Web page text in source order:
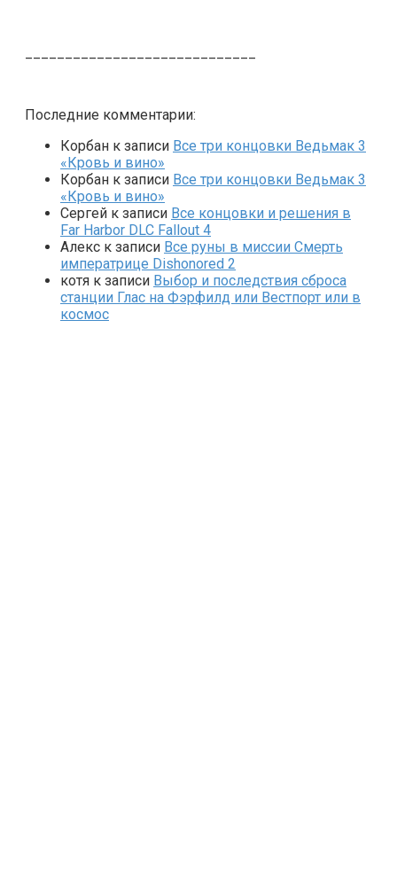
Последние комментарии:
Корбан к записи Все три концовки Ведьмак 3
«Кровь и вино»
Корбан к записи Все три концовки Ведьмак 3
«Кровь и вино»
Сергей к записи Все концовки и решения в
Far Harbor DLC Fallout 4
Алекс к записи Все руны в миссии Смерть
императрице Dishonored 2
котя к записи Выбор и последствия сброса
станции Глас на Фэрфилд или Вестпорт или в
космос